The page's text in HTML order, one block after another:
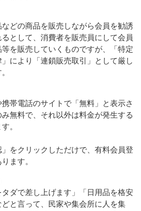
どの商品を販売しながら会員を勧誘
として、消費者を販売員にして会員
を販売していくものですが、「特定
により「連鎖販売取引」として厳し
帯電話のサイトで「無料」と表示さ
無料で、それ以外は料金が発生する
。
をクリックしただけで、有料会員登
ます。
ダで差し上げます」「日用品を格安
と言って、民家や集会所に人を集